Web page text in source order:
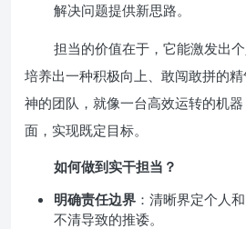
解决问题提供新思路。
担当的价值在于，它能激发出
培养出一种积极向上、敢闯敢拼的
神的团队，就像一台高效运转的机
面，实现既定目标。
如何做到实干担当？
明确责任边界 ：清晰界定个人
不清导致的推诿。